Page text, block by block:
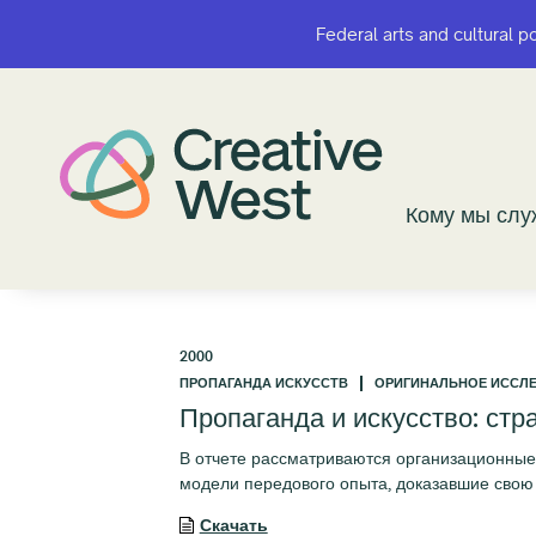
Federal arts and cultural
Кому мы
Federal arts and cultural
Кому мы
2000
ПРОПАГАНДА ИСКУССТВ
ОРИГИНАЛЬНОЕ
Пропаганда и искусство:
В отчете рассматриваются
модели передового опыта, доказавшие
Скачать